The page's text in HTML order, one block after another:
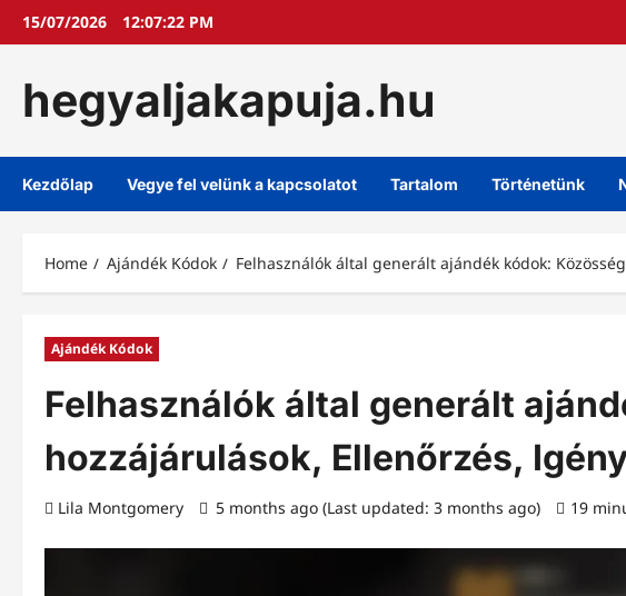
Skip15/07/2026 12:07:23 PM
hegyaljakapuja.hu
Kezdőlap Vegye fel velünk a kapcsolatot Tartalom Történetünk
Home Ajándék Kódok Felhasználók által generált ajándék kódok:
Ajándék Kódok
Felhasználók által generált
hozzájárulások, Ellenőrzés,
Lila Montgomery 5 months ago (Last updated: 3 months ago) 19